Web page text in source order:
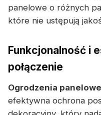
panelowe o różnych
które nie ustępują
Funkcjonalność i
połączenie
Ogrodzenia panelowe
efektywna ochrona